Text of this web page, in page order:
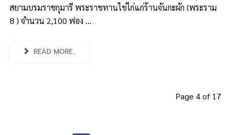
สยามบรมราชกุมารี พระราชทานไข่ไก่แก่ร้านจันกะผัก (พระราม
8 ) จำนวน 2,100 ฟอง ...
READ MORE...
Page 4 of 17